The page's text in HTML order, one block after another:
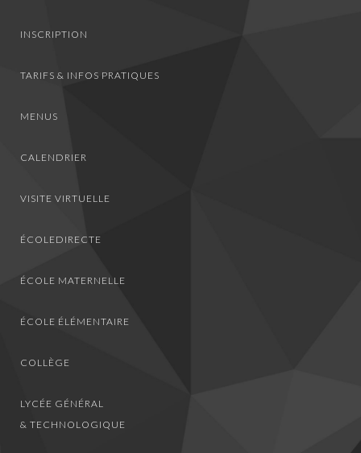
INSCRIPTION
TARIFS & INFOS PRATIQUES
MENUS
CALENDRIER
VISITE VIRTUELLE
ÉCOLEDIRECTE
ÉCOLE MATERNELLE
ÉCOLE ÉLÉMENTAIRE
COLLÈGE
LYCÉE GÉNÉRAL
& TECHNOLOGIQUE